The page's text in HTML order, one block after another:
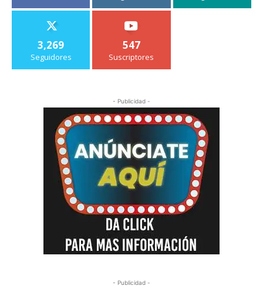
3,269
Seguidores
547
Suscriptores
- Publicidad -
- Publicidad -